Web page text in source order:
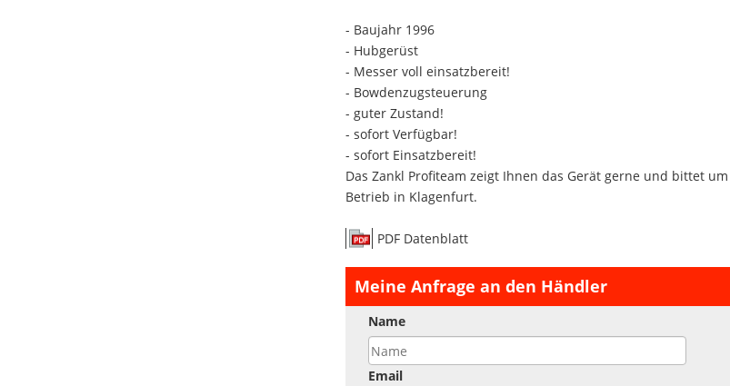
- Baujahr 1996
- Hubgerüst
- Messer voll einsatzbereit!
- Bowdenzugsteuerung
- guter Zustand!
- sofort Verfügbar!
- sofort Einsatzbereit!
Das Zankl Profiteam zeigt Ihnen das Gerät gerne und bittet
Betrieb in Klagenfurt.
PDF Datenblatt
Meine Anfrage an den Händler
Name
Email